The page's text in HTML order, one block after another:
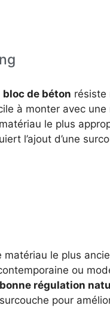
bloc de béton résiste
à monter avec une
le plus
l’ajout d’une
le plus
ou
bonne régulation
pour